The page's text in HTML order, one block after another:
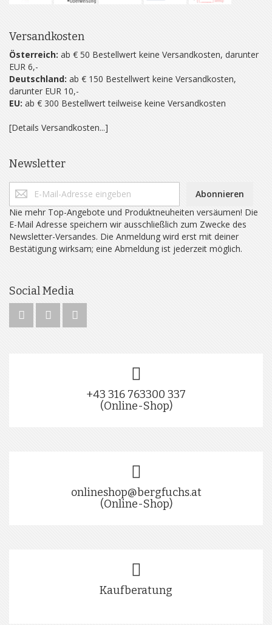
Versandkosten
Österreich: ab € 50 Bestellwert keine Versandkosten, darunter
EUR 6,-
Deutschland: ab € 150 Bestellwert keine Versandkosten,
darunter EUR 10,-
EU: ab € 300 Bestellwert teilweise keine Versandkosten
[Details Versandkosten...]
Newsletter
Abonnieren
Nie mehr Top-Angebote und Produktneuheiten versäumen! Die
E-Mail Adresse speichern wir ausschließlich zum Zwecke des
Newsletter-Versandes. Die Anmeldung wird erst mit deiner
Bestätigung wirksam; eine Abmeldung ist jederzeit möglich.
Social Media
+43 316 763300 337
(Online-Shop)
onlineshop@bergfuchs.at
(Online-Shop)
Kaufberatung